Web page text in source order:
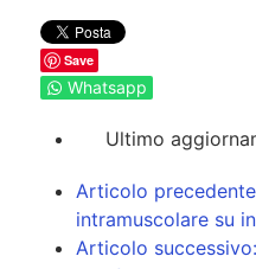
Save
Whatsapp
Ultimo
Articolo
intramuscolare su
Articolo